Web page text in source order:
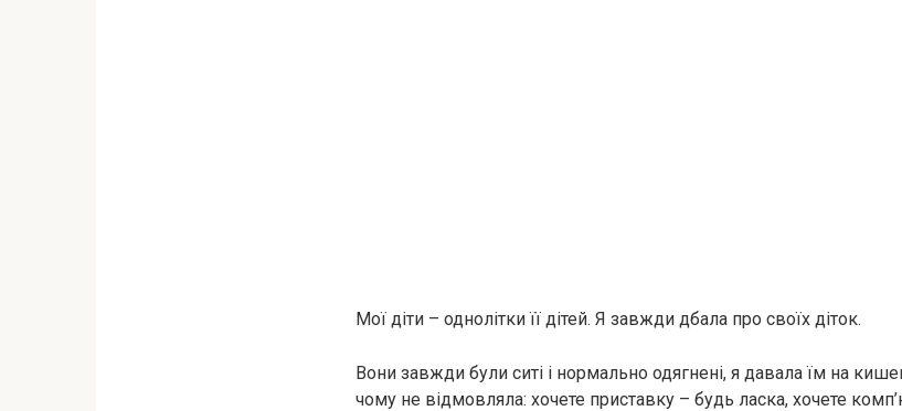
Мої діти – однолітки її дітей. Я завжди дбала про своїх діток.
Вони завжди були ситі і нормально одягнені, я давала їм на
чому не відмовляла: хочете приставку – будь ласка, хочете